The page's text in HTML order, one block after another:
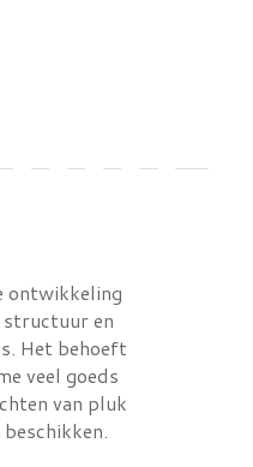
ontwikkeling
structuur en
Het behoeft
veel goeds
van pluk
beschikken.